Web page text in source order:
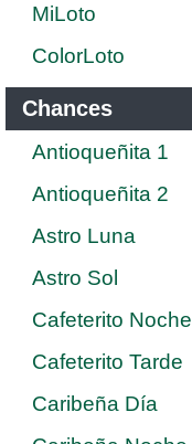
MiLoto
ColorLoto
Chances
Antioqueñita 1
Antioqueñita 2
Astro Luna
Astro Sol
Cafeterito Noche
Cafeterito Tarde
Caribeña Día